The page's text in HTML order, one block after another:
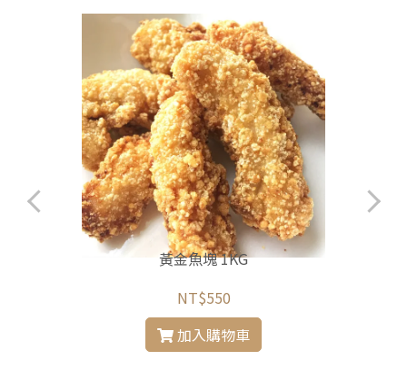
黃金魚塊 1KG
NT$550
加入購物車